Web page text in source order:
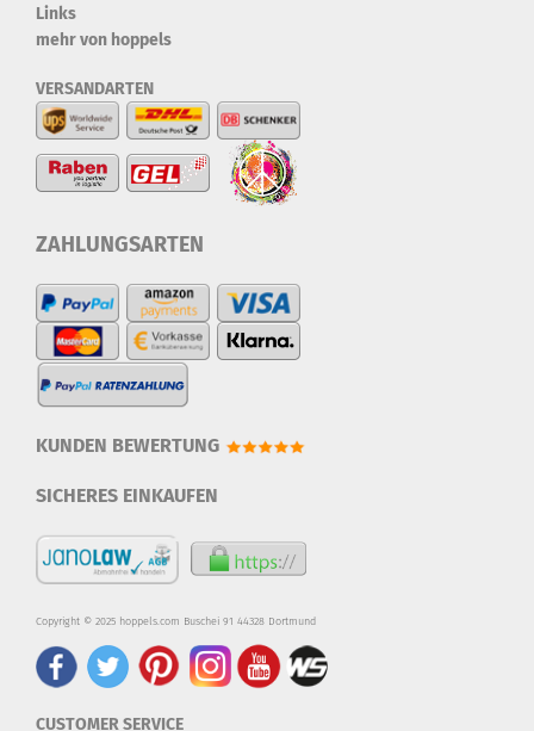
Links
mehr von hoppels
VERSANDARTEN
ZAHLUNGSARTEN
KUNDEN BEWERTUNG
SICHERES EINKAUFEN
Copyright © 2025 hoppels.com Buschei 91 44328 Dortmund
CUSTOMER SERVICE